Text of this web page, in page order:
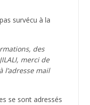
survécu à la
des
merci de
l’adresse mail
se sont adressés